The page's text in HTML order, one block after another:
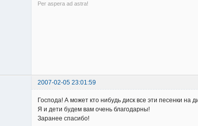
Per aspera ad astra!
2007-02-05 23:01:59
Господа! А может кто нибудь диск все эти песенки на
Я и дети будем вам очень благодарны!
Заранее спасибо!